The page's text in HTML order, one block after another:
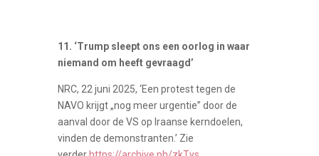
11. ‘Trump sleept ons een oorlog in waar
niemand om heeft gevraagd’
NRC, 22 juni 2025, ‘Een protest tegen de
NAVO krijgt „nog meer urgentie” door de
aanval door de VS op Iraanse kerndoelen,
vinden de demonstranten.’ Zie